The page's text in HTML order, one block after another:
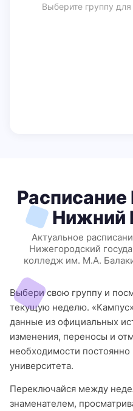
Выберите группу
Нижний
Актуальное
Нижегородский
колледж им. М.А.
Выбери свою группу и
текущую неделю.
данные из официальных
изменения, переносы и
необходимости постоянно
университета.
Переключайся между
знаменателем,